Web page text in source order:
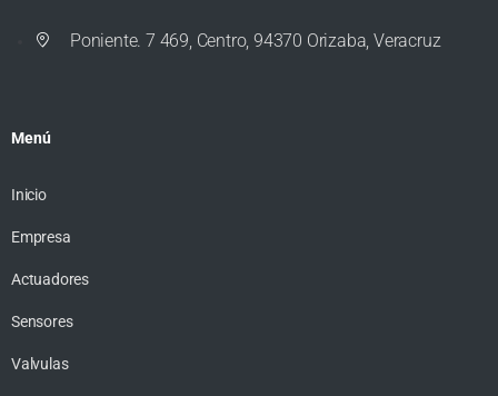
Poniente. 7 469, Centro, 94370 Orizaba, Veracruz
Menú
Inicio
Empresa
Actuadores
Sensores
Valvulas